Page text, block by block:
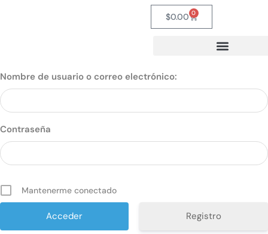
$0.00 0
Nombre de usuario o correo electrónico:
Contraseña
Mantenerme conectado
Registro